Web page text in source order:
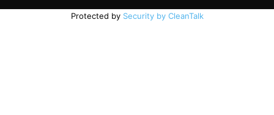
Protected by Security by CleanTalk